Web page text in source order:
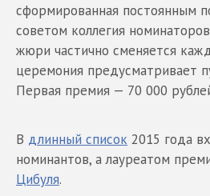
сформированная постоянным
советом коллегия
жюри частично сменяется
церемония предусматривает
Первая премия — 70 000
В длинный список 2015 года
номинантов, а лауреатом
Цибуля.